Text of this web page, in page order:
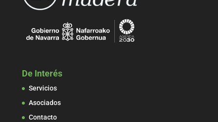
De Interés
Servicios
Asociados
Contacto